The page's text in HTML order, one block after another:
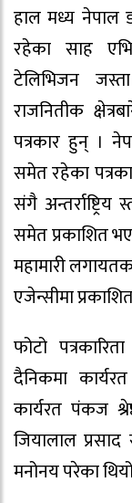
हाल मध्य नेपाल
रहेका साह
टेलिभिजन
राजनितीक
पत्रकार हुन् ।
समेत रहेका
संगै
समेत प्रकाशित
महामारी
एजेन्सीमा
फोटो
दैनिकमा
कार्यरत पंकज
जियालाल
मनोनय परेका